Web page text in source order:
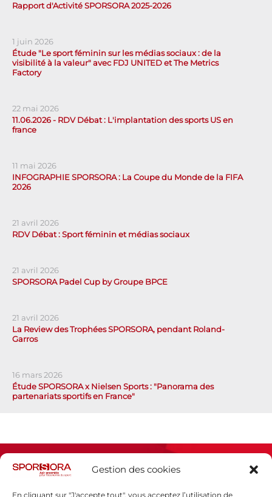
Gestion des cookies
En cliquant sur "J'accepte tout", vous acceptez l’utilisation de
Rapport d'Activité SPORSORA 2025-2026
1 juin 2026
Étude "Le sport féminin sur les médias sociaux : de la
visibilité à la valeur" avec FDJ UNITED et The Metrics
Factory
22 mai 2026
11.06.2026 - RDV Débat : L'implantation des sports US en
france
11 mai 2026
INFOGRAPHIE SPORSORA : La Coupe du Monde de la FIFA
2026
21 avril 2026
RDV Débat : Sport féminin et médias sociaux
21 avril 2026
SPORSORA Padel Cup by Groupe BPCE
21 avril 2026
La Review des Trophées SPORSORA, pendant Roland-
Garros
16 mars 2026
Étude SPORSORA x Nielsen Sports : "Panorama des
partenariats sportifs en France"